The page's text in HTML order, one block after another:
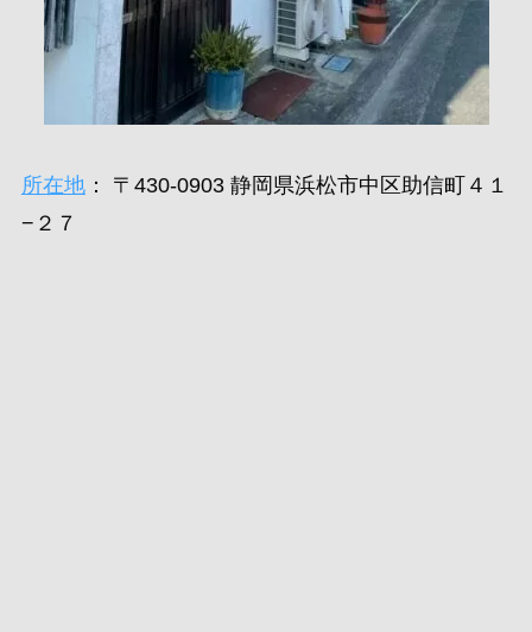
所在地： 〒430-0903 静岡県浜松市中区助信町４１
−２７